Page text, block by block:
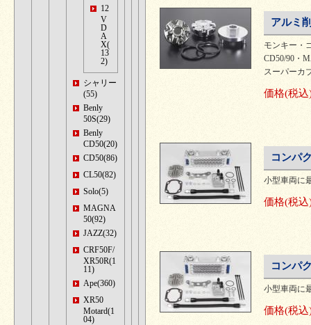
12
V
D
A
X(
13
2)
シャリー
(55)
Benly
50S(29)
Benly
CD50(20)
CD50(86)
CL50(82)
Solo(5)
MAGNA
50(92)
JAZZ(32)
CRF50F/
XR50R(1
11)
Ape(360)
XR50
Motard(1
04)
アルミ
モンキー・
CD50/90・
スーパーカ
価格(税込
コンパ
小型車両に
価格(税込
コンパ
小型車両に
価格(税込